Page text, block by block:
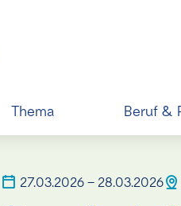
Thema Beruf &
27.03.2026 – 28.03.2026